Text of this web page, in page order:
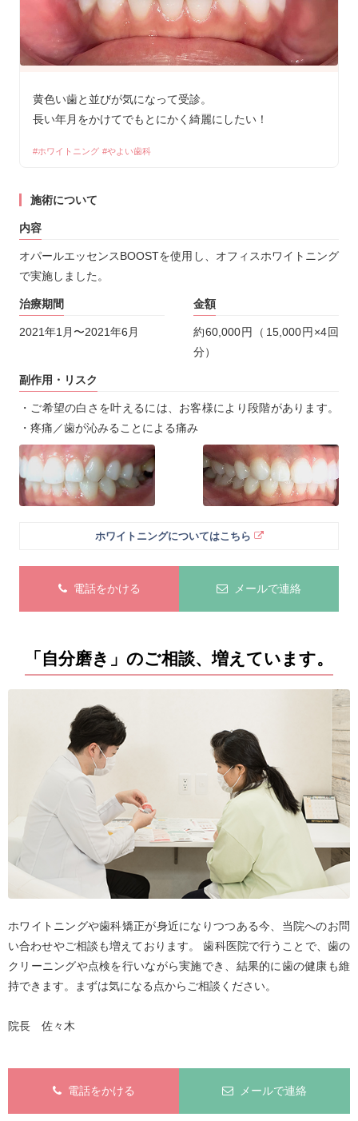
黄色い歯と並びが気になって受診。
長い年月をかけてでもとにかく綺麗にしたい！
ホワイトニング やよい歯科
施術について
内容
オパールエッセンスBOOSTを使用し、オフィスホワイトニング
で実施しました。
治療期間
2021年1月〜2021年6月
金額
約60,000円（15,000円×4回
分）
副作用・リスク
・ご希望の白さを叶えるには、お客様により段階があります。
・疼痛／歯が沁みることによる痛み
ホワイトニングについてはこちら
電話をかける メールで連絡
「自分磨き」のご相談、増えています。
ホワイトニングや歯科矯正が身近になりつつある今、当院へのお問
い合わせやご相談も増えております。 歯科医院で行うことで、歯の
クリーニングや点検を行いながら実施でき、結果的に歯の健康も維
持できます。まずは気になる点からご相談ください。
院長 佐々木
電話をかける メールで連絡